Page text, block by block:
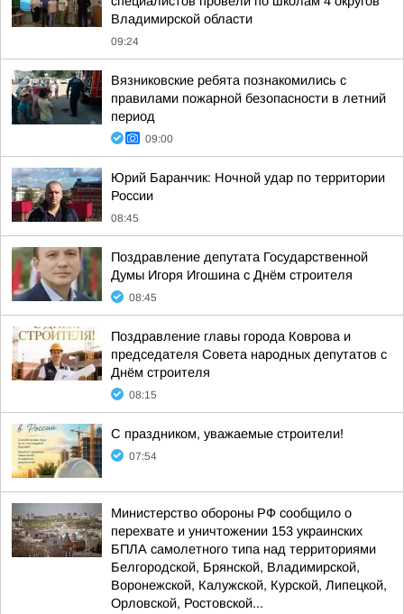
Владимирской области
09:24
Вязниковские ребята познакомились с
правилами пожарной безопасности в летний
период
09:00
Юрий Баранчик: Ночной удар по территории
России
08:45
Поздравление депутата Государственной
Думы Игоря Игошина с Днём строителя
08:45
Поздравление главы города Коврова и
председателя Совета народных депутатов с
Днём строителя
08:15
С праздником, уважаемые строители!
07:54
Министерство обороны РФ сообщило о
перехвате и уничтожении 153 украинских
БПЛА самолетного типа над территориями
Белгородской, Брянской, Владимирской,
Воронежской, Калужской, Курской, Липецкой,
Орловской, Ростовской...